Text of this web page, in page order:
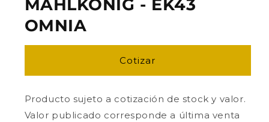
MAHLKONIG - EK43
OMNIA
Cotizar
Producto sujeto a cotización de stock y valor.
Valor publicado corresponde a última venta